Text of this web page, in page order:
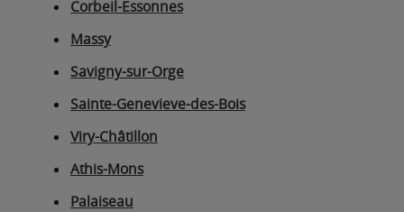
Corbeil-Essonnes
Massy
Savigny-sur-Orge
Sainte-Genevieve-des-Bois
Viry-Châtillon
Athis-Mons
Palaiseau